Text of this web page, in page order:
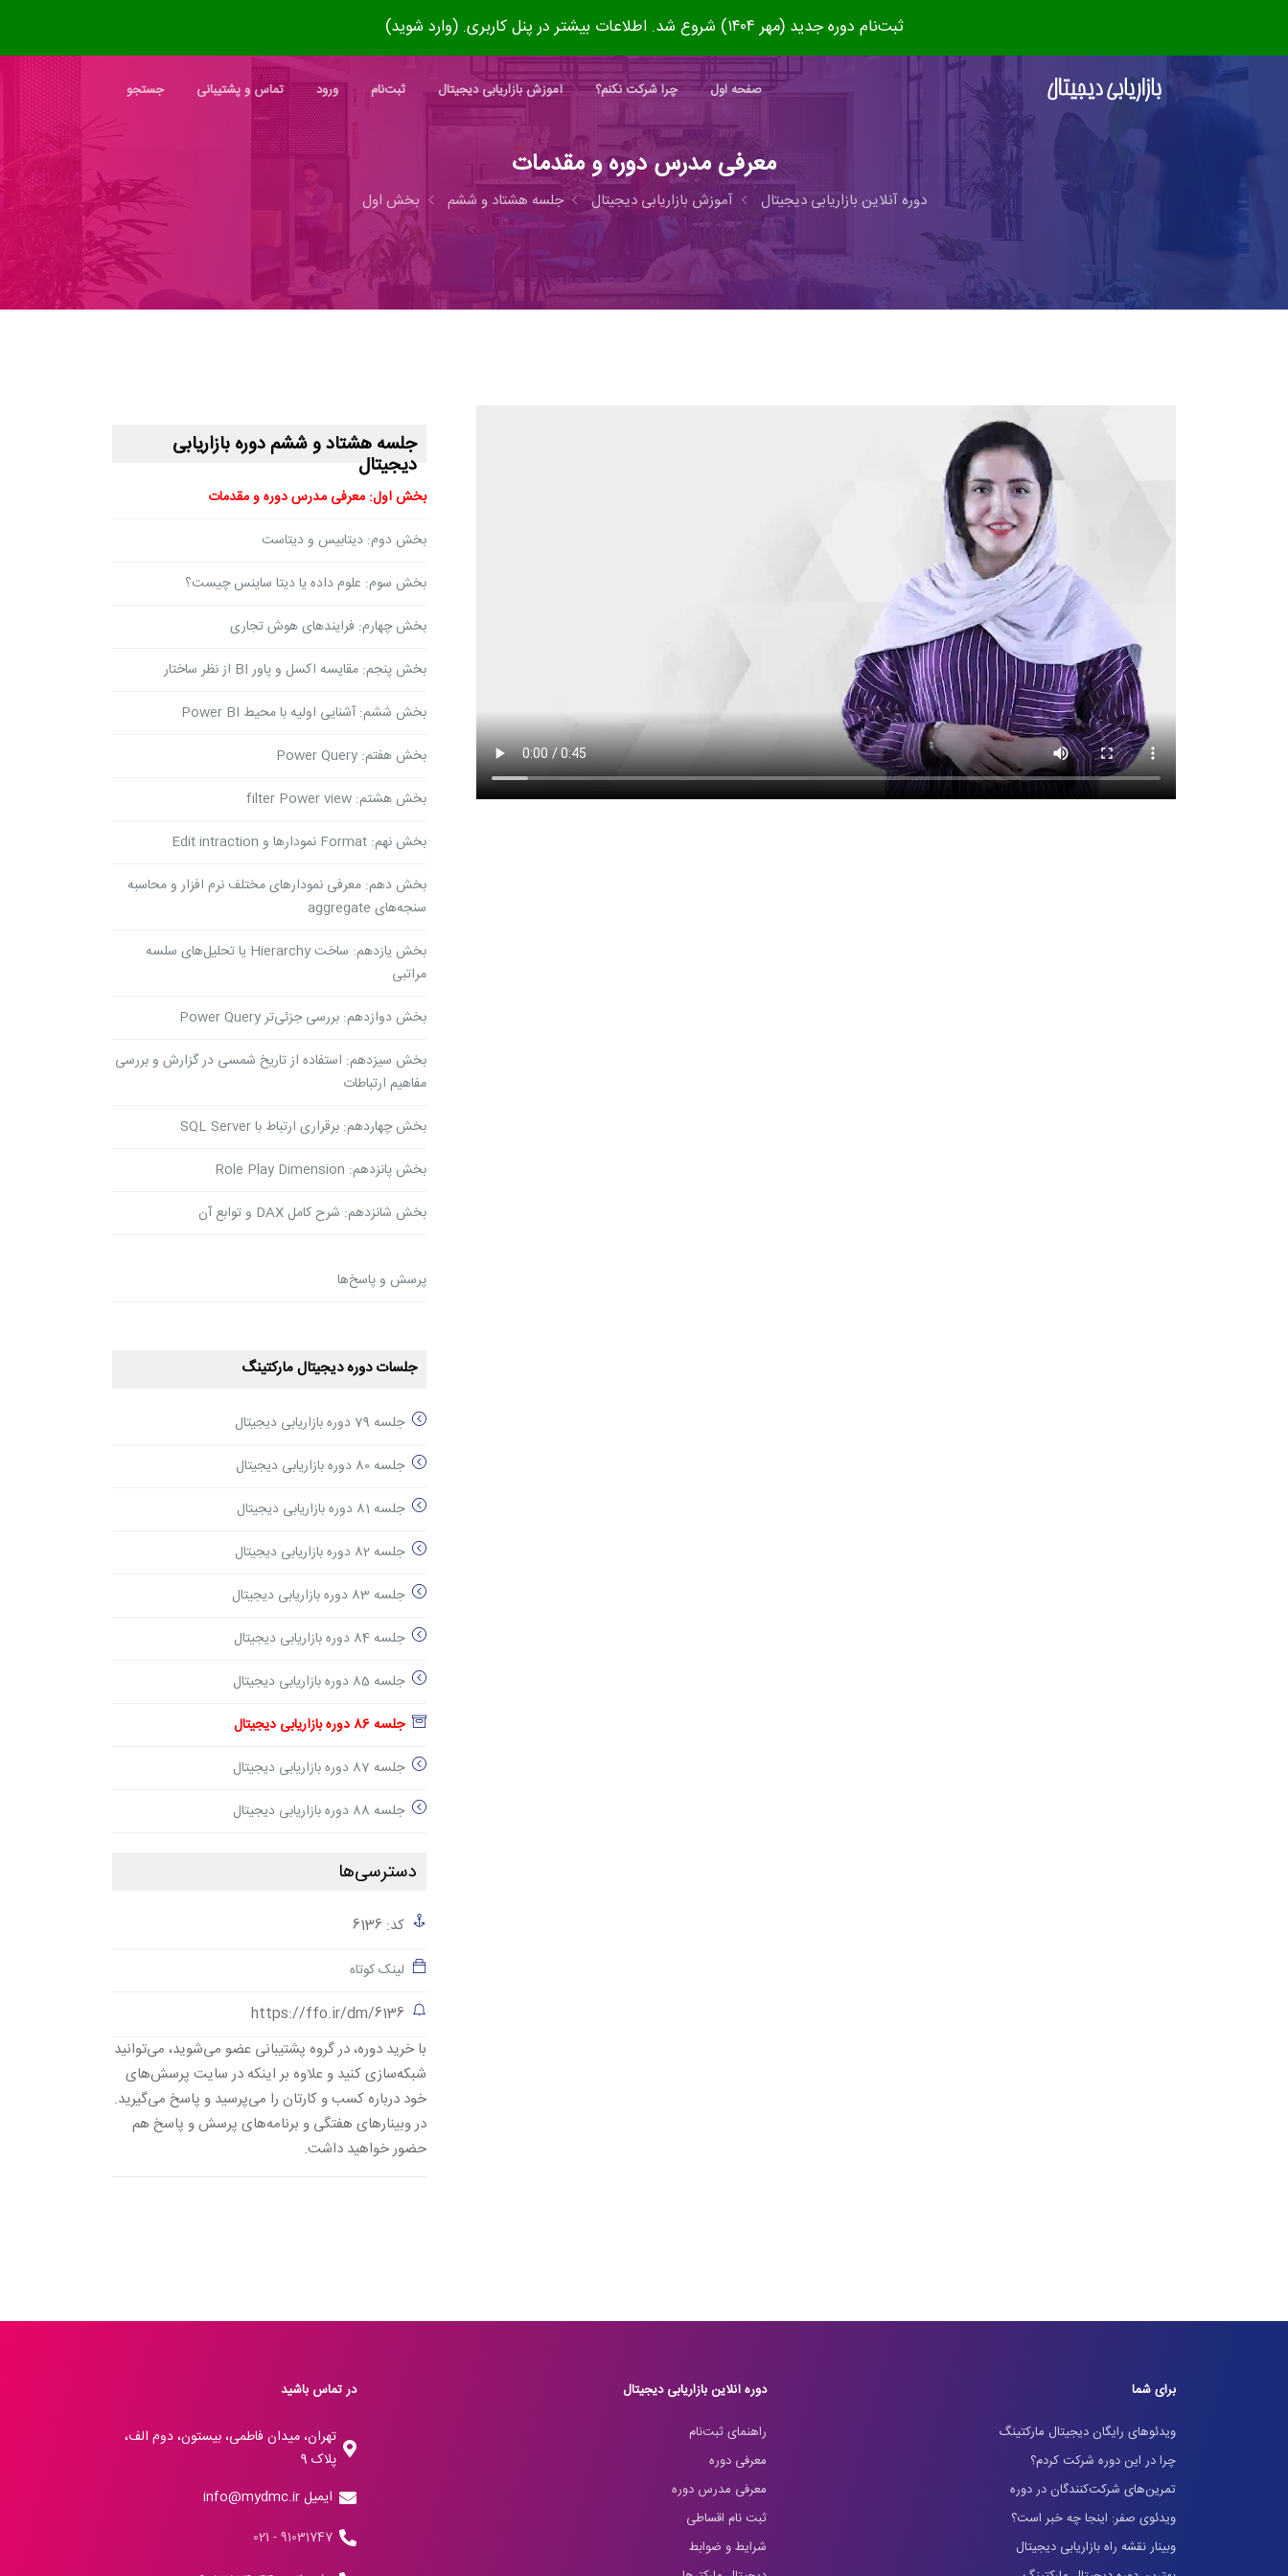
ثبت‌نام دوره جدید (مهر ۱۴۰۴) شروع شد. اطلاعات بیشتر در پنل کاربری. (وارد شوید)
صفحه اول چرا شرکت نکنم؟ آموزش بازاریابی دیجیتال ثبت‌نام ورود تماس و پشتیبانی جستجو
معرفی مدرس دوره و مقدمات
دوره آنلاین بازاریابی دیجیتال آموزش بازاریابی دیجیتال جلسه هشتاد و ششم بخش اول
جلسه هشتاد و ششم دوره بازاریابی
دیجیتال
بخش اول: معرفی مدرس دوره و مقدمات
بخش دوم: دیتابیس و دیتاست
بخش سوم: علوم داده یا دیتا ساینس چیست؟
بخش چهارم: فرایندهای هوش تجاری
بخش پنجم: مقایسه اکسل و پاور BI از نظر ساختار
بخش ششم: آشنایی اولیه با محیط Power BI
بخش هفتم: Power Query
بخش هشتم: filter Power view
بخش نهم: Format نمودارها و Edit intraction
بخش دهم: معرفی نمودارهای مختلف نرم افزار و محاسبه
سنجه‌های aggregate
بخش یازدهم: ساخت Hierarchy یا تحلیل‌های سلسه
مراتبی
بخش دوازدهم: بررسی جزئی‌تر Power Query
بخش سیزدهم: استفاده از تاریخ شمسی در گزارش و بررسی
مفاهیم ارتباطات
بخش چهاردهم: برقراری ارتباط با SQL Server
بخش پانزدهم: Role Play Dimension
بخش شانزدهم: شرح کامل DAX و توابع آن
پرسش و پاسخ‌ها
جلسات دوره دیجیتال مارکتینگ
جلسه 79 دوره بازاریابی دیجیتال
جلسه 80 دوره بازاریابی دیجیتال
جلسه 81 دوره بازاریابی دیجیتال
جلسه 82 دوره بازاریابی دیجیتال
جلسه 83 دوره بازاریابی دیجیتال
جلسه 84 دوره بازاریابی دیجیتال
جلسه 85 دوره بازاریابی دیجیتال
جلسه 86 دوره بازاریابی دیجیتال
جلسه 87 دوره بازاریابی دیجیتال
جلسه 88 دوره بازاریابی دیجیتال
دسترسی‌ها
کد: 6136
لینک کوتاه
https://ffo.ir/dm/6136
با خرید دوره، در گروه پشتیبانی عضو می‌شوید، می‌توانید
شبکه‌سازی کنید و علاوه بر اینکه در سایت پرسش‌های
خود درباره کسب و کارتان را می‌پرسید و پاسخ می‌گیرید.
در وبینارهای هفتگی و برنامه‌های پرسش و پاسخ هم
حضور خواهید داشت.
برای شما
ویدئوهای رایگان دیجیتال مارکتینگ
چرا در این دوره شرکت کردم؟
تمرین‌های شرکت‌کنندگان در دوره
ویدئوی صفر: اینجا چه خبر است؟
وبینار نقشه راه بازاریابی دیجیتال
دوره آنلاین بازاریابی دیجیتال
راهنمای ثبت‌نام
معرفی دوره
معرفی مدرس دوره
ثبت نام اقساطی
شرایط و ضوابط
در تماس باشید
تهران، میدان فاطمی، بیستون، دوم الف،
پلاک 9
ایمیل info@mydmc.ir
91031747 - 021